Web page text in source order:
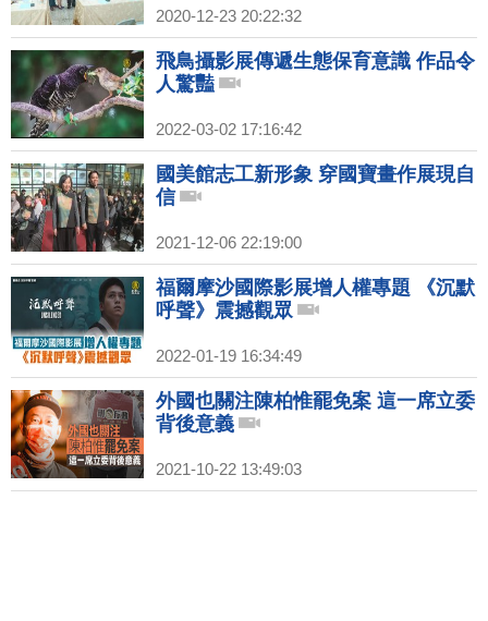
2020-12-23 20:22:32
飛鳥攝影展傳遞生態保育意識 作品令
人驚豔
2022-03-02 17:16:42
國美館志工新形象 穿國寶畫作展現自
信
2021-12-06 22:19:00
福爾摩沙國際影展增人權專題 《沉默
呼聲》震撼觀眾
2022-01-19 16:34:49
外國也關注陳柏惟罷免案 這一席立委
背後意義
2021-10-22 13:49:03